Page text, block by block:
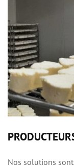
Nos solutions